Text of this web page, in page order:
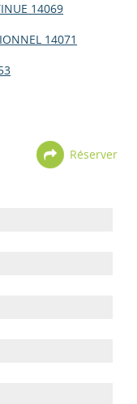
14069
14071
Réserver